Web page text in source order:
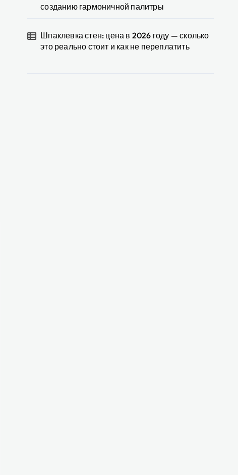
созданию гармоничной палитры
Шпаклевка стен: цена в 2026 году — сколько
это реально стоит и как не переплатить